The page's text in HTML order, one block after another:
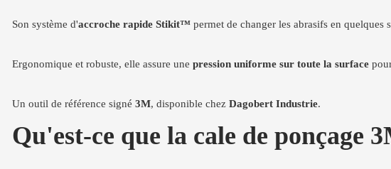
Son système d'accroche rapide Stikit™ permet de changer les abrasifs en quelques
Ergonomique et robuste, elle assure une pression uniforme sur toute la surface
Un outil de référence signé 3M, disponible chez Dagobert Industrie.
Qu'est-ce que la cale de